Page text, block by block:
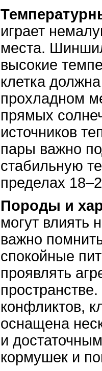
играет
места.
высокие
клетка
прохладном
прямых
источников
пары важно
стабильную
пределах
Породы и
могут влиять
важно
спокойные
проявлять
конфликтов,
оснащена
и
кормушек и